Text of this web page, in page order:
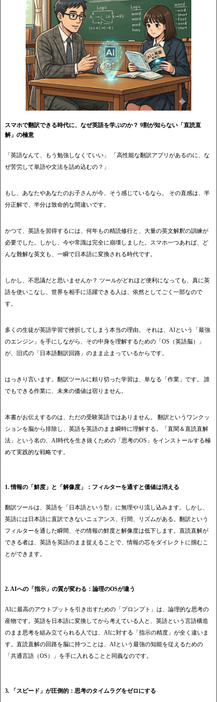
スマホで翻訳できる時代に、なぜ英語を学ぶのか？ 9割が知らない「直読直
解」の極意
「英語なんて、もう勉強しなくていい」 「高性能な翻訳アプリがあるのに、な
ぜ苦労して単語や文法を詰め込むの？」
もし、あなたやあなたのお子さんが今、そう感じているなら。 その直感は、半
分正解で、半分は致命的な間違いです。
かつて、英語を習得するには、何年もの精読修行と、大量の英文解釈の訓練が
必要でした。しかし、今や常識は完全に崩壊しました。スマホ一つあれば、ど
んな難解な英文も、一瞬で日本語に変換される時代です。
しかし、不思議だと思いませんか？ ツールがどれほど便利になっても、真に英
語を使いこなし、世界を相手に活躍できる人は、依然としてごく一部なので
す。
多くの生徒が英語学習で挫折してしまう本当の理由。 それは、AIという「最強
のエンジン」を手にしながら、その中身を理解するための「OS（英語脳）」
が、旧式の「日本語翻訳回路」のまま止まっているからです。
はっきり言います。翻訳ツールに頼り切った学習は、単なる「作業」です。 誰
でもできる作業に、未来の価値は宿りません。
本書がお伝えするのは、ただの受験英語ではありません。 翻訳というワンクッ
ションを脳から排除し、英語を英語のまま瞬時に理解する。「直聞＆直読直解
法」という名の、AI時代を生き抜くための「思考のOS」をインストールする極
めて実践的な戦略です。
1. 情報の「鮮度」と「解像度」：フィルターを通すと価値は消える
翻訳ツールは、英語を「日本語という型」に無理やり流し込みます。しかし、
英語には日本語に直訳できないニュアンス、行間、リズムがある。翻訳という
フィルターを通した瞬間、その情報の鮮度と解像度は低下します。直読直解が
できる者は、英語を英語のまま捉えることで、情報の芯をダイレクトに掴むこ
とができます。
2. AIへの「指示」の質が変わる：論理のOSが違う
AIに最高のアウトプットを引き出すための「プロンプト」は、論理的な思考の
産物です。英語を日本語に変換してから考えている人と、英語という言語構造
のまま思考を組み立てられる人では、AIに対する「指示の精度」が全く違いま
す。直読直解の回路を脳に持つことは、AIという最強の知能を従えるための
「共通言語（OS）」を手に入れることと同義なのです。
3. 「スピード」が圧倒的：思考のタイムラグをゼロにする